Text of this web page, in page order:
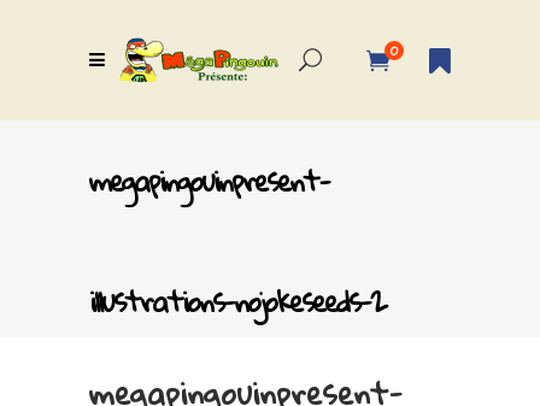
0
megapingouinpresent-
illustrations-nojokeseeds-2
megapingouinpresent-